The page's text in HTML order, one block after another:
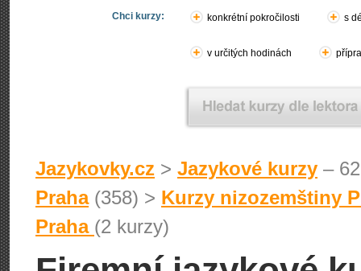
Chci kurzy: konkrétní pokročilosti s
v určitých hodinách
Jazykovky.cz > Jazykové kurzy –
Praha(358) > Kurzy nizozemštiny
Praha (2 kurzy)